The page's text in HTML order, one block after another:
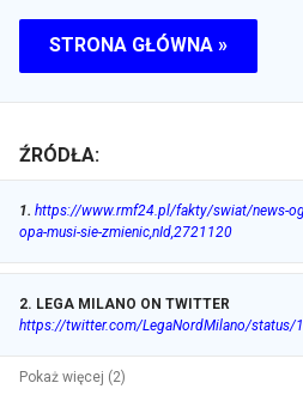
STRONA GŁÓWNA »
ŹRÓDŁA:
1. https://www.rmf24.pl/fakty/swiat/news-
opa-musi-sie-zmienic,nId,2721120
2. LEGA MILANO ON TWITTER
https://twitter.com/LegaNordMilano/
Pokaż więcej (2)